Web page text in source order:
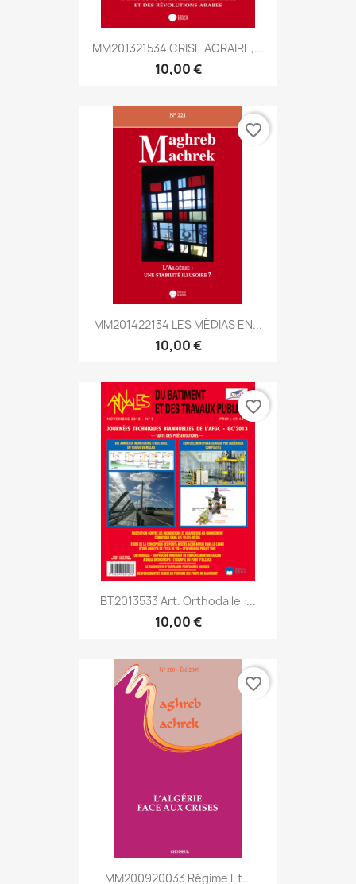
MM201321534 CRISE AGRAIRE,...
10,00 €
MM201422134 LES MÉDIAS EN...
10,00 €
favorite_border
BT2013533 Art. Orthodalle :...
10,00 €
favorite_border
MM200920033 Régime Et...
favorite_border